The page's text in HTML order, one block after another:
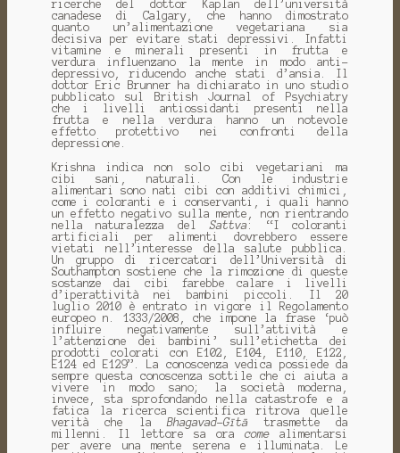
ricerche del dottor Kaplan dell’università
canadese di Calgary, che hanno dimostrato
quanto un’alimentazione vegetariana sia
decisiva per evitare stati depressivi. Infatti
vitamine e minerali presenti in frutta e
verdura influenzano la mente in modo anti-
depressivo, riducendo anche stati d’ansia. Il
dottor Eric Brunner ha dichiarato in uno studio
pubblicato sul British Journal of Psychiatry
che i livelli antiossidanti presenti nella
frutta e nella verdura hanno un notevole
effetto protettivo nei confronti della
depressione.
Krishna indica non solo cibi vegetariani ma
cibi sani, naturali. Con le industrie
alimentari sono nati cibi con additivi chimici,
come i coloranti e i conservanti, i quali hanno
un effetto negativo sulla mente, non rientrando
nella naturalezza delSattva : “I coloranti
artificiali per alimenti dovrebbero essere
vietati nell’interesse della salute pubblica.
Un gruppo di ricercatori dell’Università di
Southampton sostiene che la rimozione di queste
sostanze dai cibi farebbe calare i livelli
d’iperattività nei bambini piccoli. Il 20
luglio 2010 è entrato in vigore il Regolamento
europeo n. 1333/2008, che impone la frase ‘può
influire negativamente sull’attività e
l’attenzione dei bambini’ sull’etichetta dei
prodotti colorati con E102, E104, E110, E122,
E124 ed E129”. La conoscenza vedica possiede da
sempre questa conoscenza sottile che ci aiuta a
vivere in modo sano; la società moderna,
invece, sta sprofondando nella catastrofe e a
fatica la ricerca scientifica ritrova quelle
verità che laBhagavad-Gītātrasmette da
millenni. Il lettore sa oracomealimentarsi
per avere una mente serena e illuminata. Le